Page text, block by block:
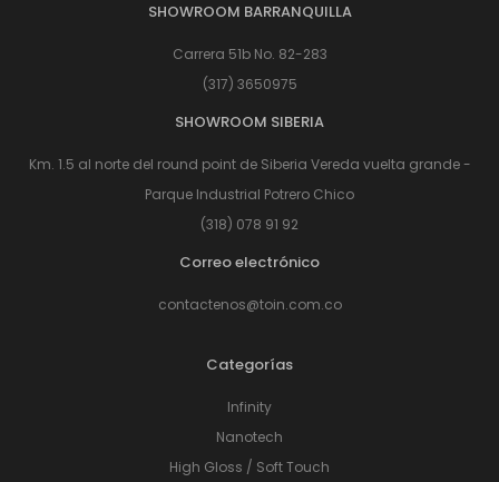
SHOWROOM BARRANQUILLA
Carrera 51b No. 82-283
(317) 3650975
SHOWROOM SIBERIA
Km. 1.5 al norte del round point de Siberia Vereda vuelta grande -
Parque Industrial Potrero Chico
(318) 078 91 92
Correo electrónico
contactenos@toin.com.co
Categorías
Infinity
Nanotech
High Gloss / Soft Touch